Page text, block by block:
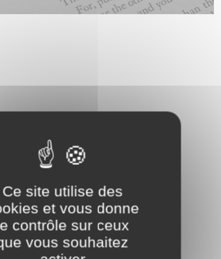
Ce site utilise des
et vous donne
contrôle sur ceux
vous souhaitez